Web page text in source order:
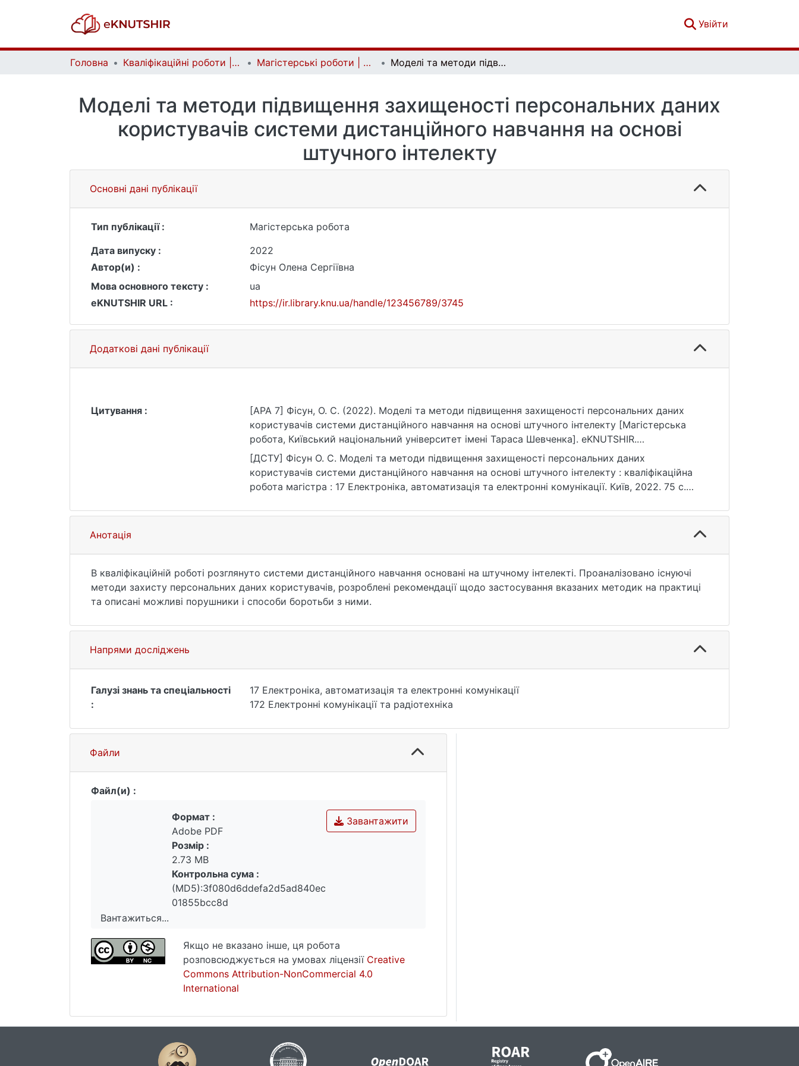
Увійти
Головна Кваліфікаційні роботи | Qualifying works Магістерські роботи | Master's theses Моделі та методи підвищення захищеності персональних даних користувачів системи дистанційного навчання на основі штучного інтелекту
Моделі та методи підвищення захищеності персональних даних
користувачів системи дистанційного навчання на основі
штучного інтелекту
Основні дані публікації
Тип публікації :
Магістерська робота
Дата випуску :
2022
Автор(и) :
Фісун Олена Сергіївна
Мова основного тексту :
ua
eKNUTSHIR URL :
https://ir.library.knu.ua/handle/123456789/3745
Додаткові дані публікації
Цитування :
[APA 7] Фісун, О. С. (2022). Моделі та методи підвищення захищеності персональних даних
користувачів системи дистанційного навчання на основі штучного інтелекту [Магістерська
робота, Київський національний університет імені Тараса Шевченка]. eKNUTSHIR.
https://ir.library.knu.ua/handle/123456789/3745
[ДСТУ] Фісун О. С. Моделі та методи підвищення захищеності персональних даних
користувачів системи дистанційного навчання на основі штучного інтелекту : кваліфікаційна
робота магістра : 17 Електроніка, автоматизація та електронні комунікації. Київ, 2022. 75 с.
Анотація
В кваліфікаційній роботі розглянуто системи дистанційного навчання основані на штучному інтелекті. Проаналізовано існуючі
методи захисту персональних даних користувачів, розроблені рекомендації щодо застосування вказаних методик на практиці
та описані можливі порушники і способи боротьби з ними.
Напрями досліджень
Галузі знань та спеціальності
:
17 Електроніка, автоматизація та електронні комунікації
172 Електронні комунікації та радіотехніка
Файли
Файл(и) :
Вантажиться...
Вантажиться...
Завантажити
Формат :
Adobe PDF
Розмір :
2.73 MB
Контрольна сума :
(MD5):3f080d6ddefa2d5ad840ec
01855bcc8d
Якщо не вказано інше, ця робота
розповсюджується на умовах ліцензії Creative
Commons Attribution-NonCommercial 4.0
International